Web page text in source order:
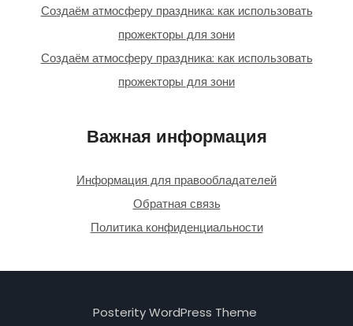
Создаём атмосферу праздника: как использовать
прожекторы для зони
Создаём атмосферу праздника: как использовать
прожекторы для зони
Важная информация
Информация для правообладателей
Обратная связь
Политика конфиденциальности
Posterity WordPress Theme